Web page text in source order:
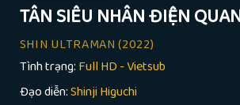
TÂN SIÊU NHÂN ĐIỆN
SHIN ULTRAMAN (2022)
Tình trạng: Full HD - Vietsub
Đạo diễn:Shinji Higuchi